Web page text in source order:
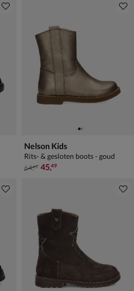
Nelson Kids
Rits- & gesloten boots - goud
van € 64,99 voor € 45,49
64,99 45,49